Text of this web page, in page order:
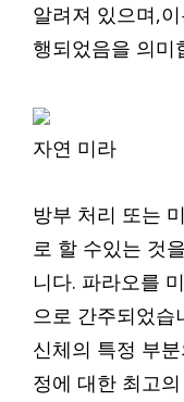
알려져 있으며,
행되었음을 의미
자연 미라
방부 처리 또는
로 할 수있는 것
니다. 파라오를
으로 간주되었습
신체의 특정 부
정에 대한 최고